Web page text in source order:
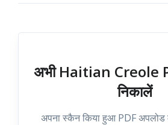
अभी Haitian Creole
निकालें
अपना स्कैन किया हुआ PDF